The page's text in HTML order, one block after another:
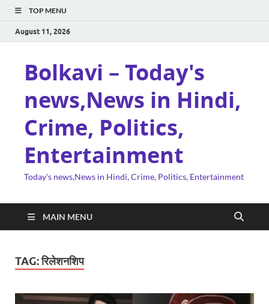
TOP MENU
August 11, 2026
Bolkavi – Today's
news,News in Hindi,
Crime, Politics,
Entertainment
Today's news,News in Hindi, Crime, Politics, Entertainment
MAIN MENU
TAG:रिलेशनशिप